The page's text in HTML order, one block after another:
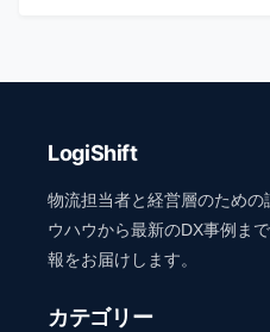
LogiShift
物流担当者と経営層のため
ウハウから最新のDX事例ま
報をお届けします。
カテゴリー